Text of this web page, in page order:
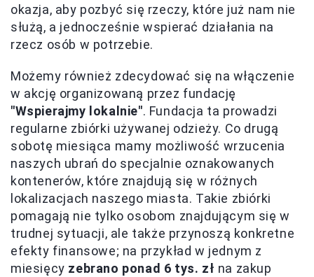
okazja, aby pozbyć się rzeczy, które już nam nie
służą, a jednocześnie wspierać działania na
rzecz osób w potrzebie.
Możemy również zdecydować się na włączenie
w akcję organizowaną przez fundację
"Wspierajmy lokalnie". Fundacja ta prowadzi
regularne zbiórki używanej odzieży. Co drugą
sobotę miesiąca mamy możliwość wrzucenia
naszych ubrań do specjalnie oznakowanych
kontenerów, które znajdują się w różnych
lokalizacjach naszego miasta. Takie zbiórki
pomagają nie tylko osobom znajdującym się w
trudnej sytuacji, ale także przynoszą konkretne
efekty finansowe; na przykład w jednym z
miesięcy zebrano ponad 6 tys. zł na zakup